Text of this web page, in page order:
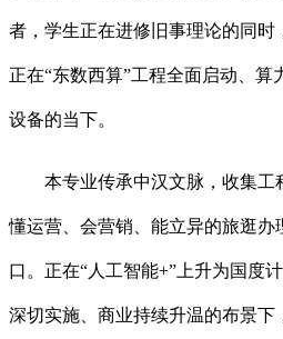
者，学生正在进修旧事理论的同时
正在“东数西算”工程全面启动、
设备的当下。
本专业传承中汉文脉，收集工
懂运营、会营销、能立异的旅逛办
口。正在“人工智能+”上升为国度
深切实施、商业持续升温的布景